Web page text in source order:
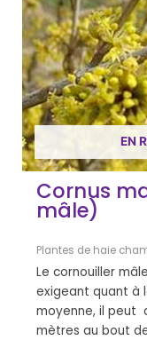
EN
Cornus
mâle)
Plantes de haie
Le cornouiller
exigeant quant à
moyenne, il peut
mètres au bout